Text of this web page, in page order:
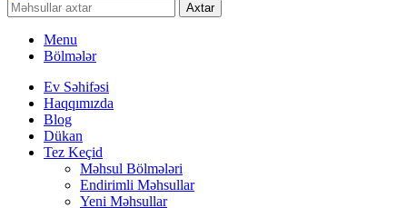
Axtar
Menu
Bölmələr
Ev Səhifəsi
Haqqımızda
Blog
Dükan
Tez Keçid
Məhsul Bölmələri
Endirimli Məhsullar
Yeni Məhsullar